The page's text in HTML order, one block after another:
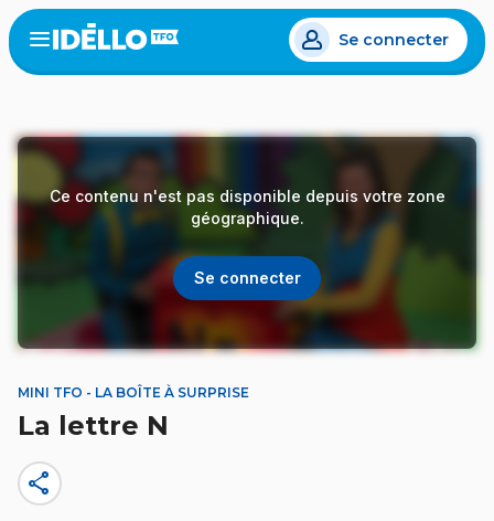
Aller
au
contenu
Open
menu
Se connecter
Ce contenu n'est pas disponible depuis votre zone
géographique.
Se connecter
MINI TFO - LA BOÎTE À SURPRISE
La lettre N
share